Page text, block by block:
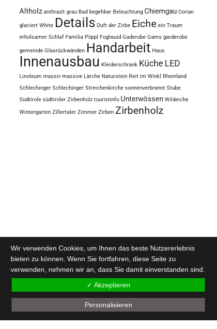
Altholz anthrazit grau Bad begehbar Beleuchtung Chiemgau Corian
glaciert White Details Duft der Zirbe Eiche ein Traum
erholsamer Schlaf Familia Pöppl Foglwuid Gaderobe Gams garderobe
gemeinde Glasrückwänden Handarbeit Haus
Innenausbau Kleiderschrank Küche LED
Linoleum massiv massive Lärche Naturstein Reit im Winkl
Rheinland
Schlechinger Schlechinger Streichenkirche sonnenverbrannt Stube
Südtirole südtiroler Zirbenholz touristinfo Unterwössen Wildeiche
Wintergarten Zillertaler Zimmer Zirben Zirbenholz
Wir verwenden Cookies, um Ihnen das beste Nutzererlebnis
bieten zu können. Wenn Sie fortfahren, diese Seite zu
verwenden, nehmen wir an, dass Sie damit einverstanden sind.
✓ Akzeptieren
Personalisieren